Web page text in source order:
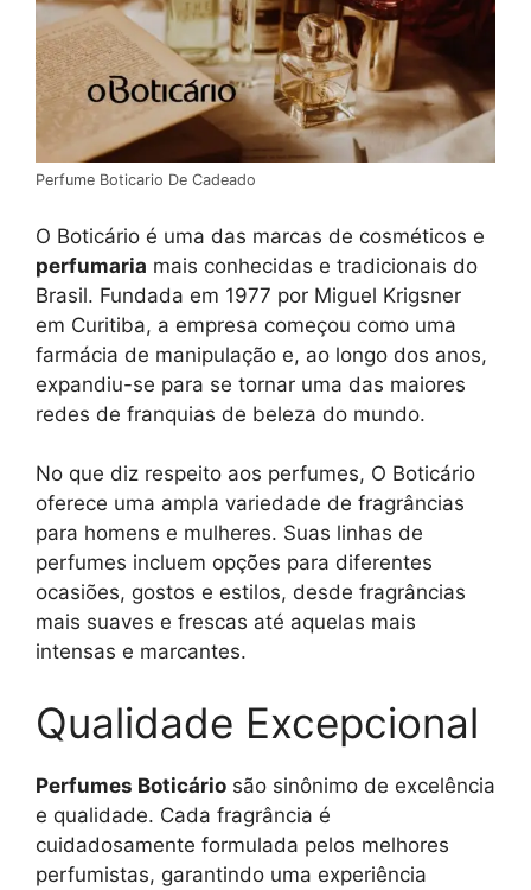
Perfume Boticario De Cadeado
O Boticário é uma das marcas de cosméticos e
perfumaria mais conhecidas e tradicionais do
Brasil. Fundada em 1977 por Miguel Krigsner
em Curitiba, a empresa começou como uma
farmácia de manipulação e, ao longo dos anos,
expandiu-se para se tornar uma das maiores
redes de franquias de beleza do mundo.
No que diz respeito aos perfumes, O Boticário
oferece uma ampla variedade de fragrâncias
para homens e mulheres. Suas linhas de
perfumes incluem opções para diferentes
ocasiões, gostos e estilos, desde fragrâncias
mais suaves e frescas até aquelas mais
intensas e marcantes.
Qualidade Excepcional
Perfumes Boticário são sinônimo de excelência
e qualidade. Cada fragrância é
cuidadosamente formulada pelos melhores
perfumistas, garantindo uma experiência